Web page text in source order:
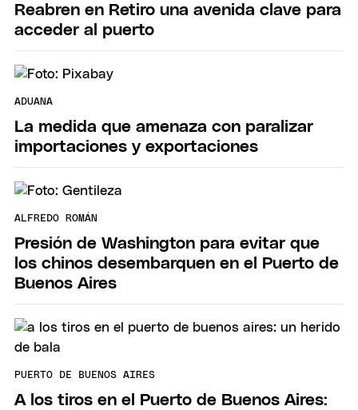
Reabren en Retiro una avenida clave para
acceder al puerto
ADUANA
La medida que amenaza con paralizar
importaciones y exportaciones
ALFREDO ROMÁN
Presión de Washington para evitar que
los chinos desembarquen en el Puerto de
Buenos Aires
PUERTO DE BUENOS AIRES
A los tiros en el Puerto de Buenos Aires: